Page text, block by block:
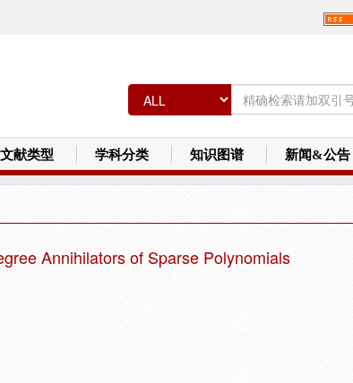
文献类型 学科分类 知识图谱 新闻&公告
Annihilators of Sparse Polynomials